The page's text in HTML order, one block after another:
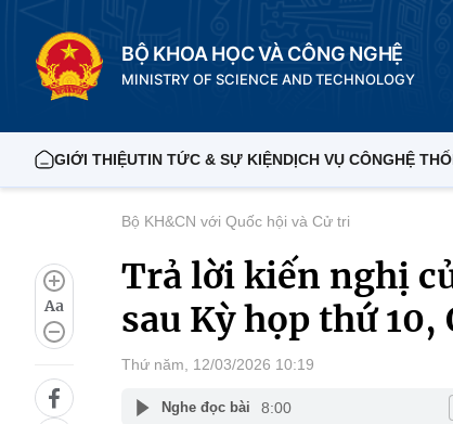
BỘ KHOA HỌC VÀ CÔNG NGHỆ
MINISTRY OF SCIENCE AND TECHNOLOGY
GIỚI THIỆUTIN TỨC & SỰ KIỆNDỊCH VỤ CÔNGHỆ
Aa
Bộ KH&CN với Quốc hội và Cử tri
Trả lời kiến nghị
sau Kỳ họp thứ 10,
Thứ năm, 12/03/2026 10:19
Nghe đọc bài 8:00